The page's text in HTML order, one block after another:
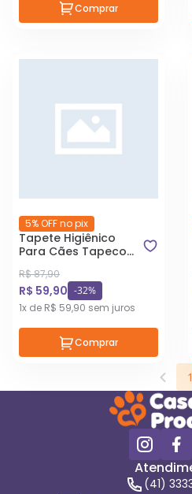
Comprar
5% OFF no pix
Tapete Higiênico
Para Cães Tapeco
Unidades
R$ 87,90
R$ 59,90 -32%
1x de R$ 59,90 sem juros
Comprar
1
(41)